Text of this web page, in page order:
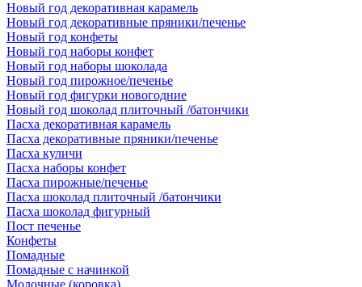
Новый год декоративная карамель
Новый год декоративные пряники/печенье
Новый год конфеты
Новый год наборы конфет
Новый год наборы шоколада
Новый год пирожное/печенье
Новый год фигурки новогодние
Новый год шоколад плиточный /батончики
Пасха декоративная карамель
Пасха декоративные пряники/печенье
Пасха куличи
Пасха наборы конфет
Пасха пирожные/печенье
Пасха шоколад плиточный /батончики
Пасха шоколад фигурный
Пост печенье
Конфеты
Помадные
Помадные с начинкой
Молочные (коровка)